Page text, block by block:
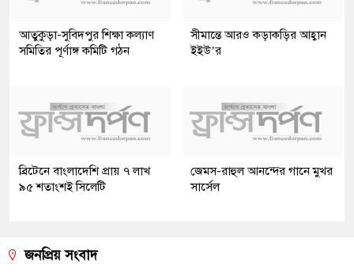
আতুকুড়া-সুবিদপুর শিক্ষা কল্যাণ
সমিতির পূর্ণাঙ্গ কমিটি গঠন
সীমান্তে আরও কড়াকড়ির আহ্বান
ইইউ’র
ব্রিটেনে বাংলাদেশি প্রায় ৭ লাখ
৯৫ শতাংশই সিলেটি
জেমস-রাহুল আনন্দের গানে মুখর
সার্সেল
জনপ্রিয় সংবাদ